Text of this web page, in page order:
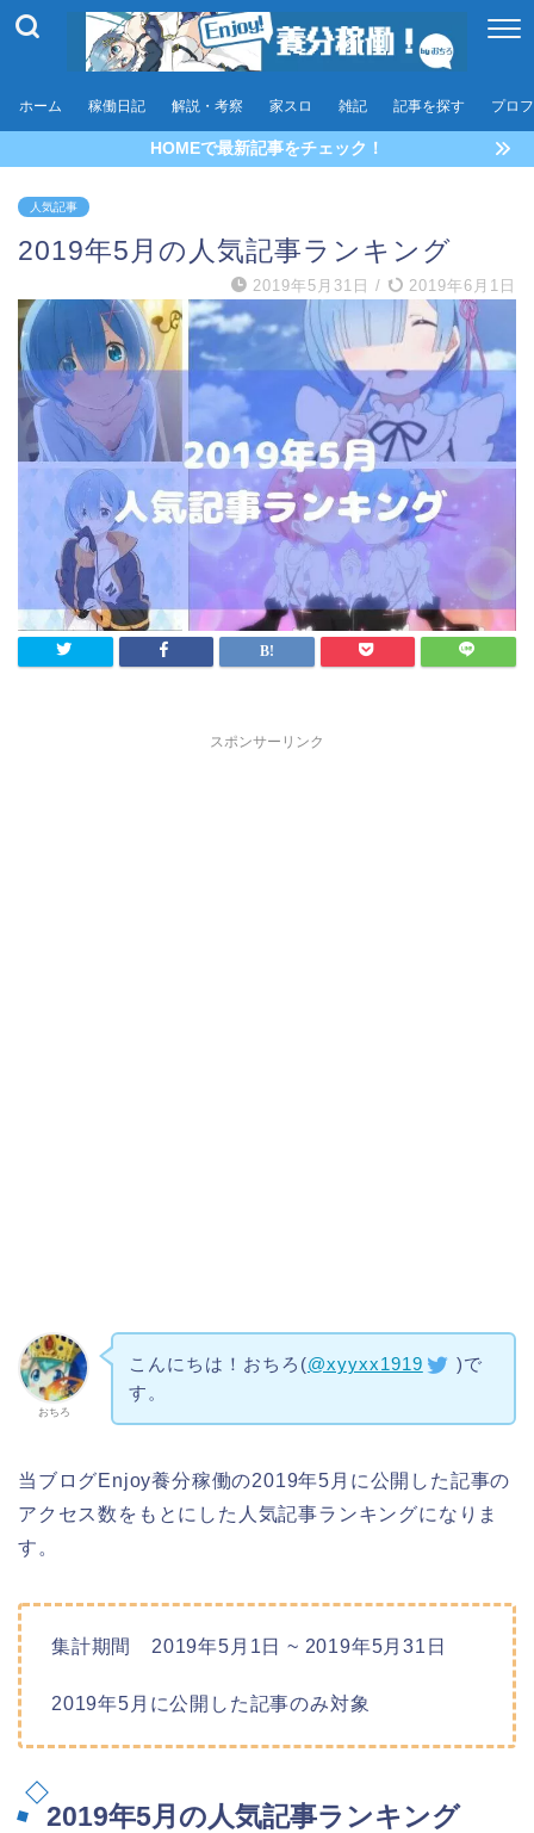
ホーム 稼働日記 解説・考察 家スロ 雑記 記事を探す プロ
HOMEで最新記事をチェック！
人気記事
2019年5月の人気記事ランキング
2019年5月31日 / 2019年6月1日
スポンサーリンク
おちろ
こんにちは！おちろ(@xyyxx1919
)で
す。
当ブログEnjoy養分稼働の2019年5月に公開した記事の
アクセス数をもとにした人気記事ランキングになりま
す。
集計期間 2019年5月1日 ~ 2019年5月31日
2019年5月に公開した記事のみ対象
2019年5月の人気記事ランキング